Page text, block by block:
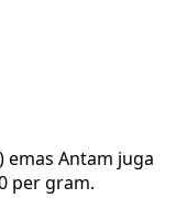
emas Antam juga
per gram.